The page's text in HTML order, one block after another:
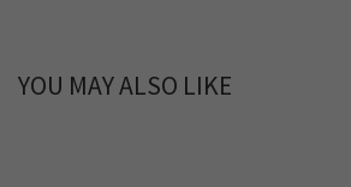
YOU MAY ALSO LIKE